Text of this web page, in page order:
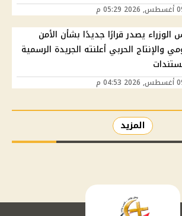
الوزراء يصدر قرارًا جديدًا بشأن الأمن
والإنتاج الحربي أعلنته الجريدة الرسمية
المزيد